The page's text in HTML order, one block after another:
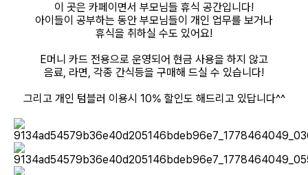
이 곳은 카페이면서 부모님들 휴식 공간입니다!
아이들이 공부하는 동안 부모님들이 개인 업무를 보거나
휴식을 취하실 수도 있어요!
E머니 카드 전용으로 운영되어 현금 사용을 하지 않고
음료, 라면, 각종 간식등을 구매해 드실 수 있습니다!
그리고 개인 텀블러 이용시 10% 할인도 해드리고 있답니다^^